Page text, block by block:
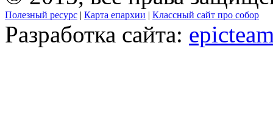
Полезный ресурс | Карта епархии | Классный сайт про собор
Разработка сайта: